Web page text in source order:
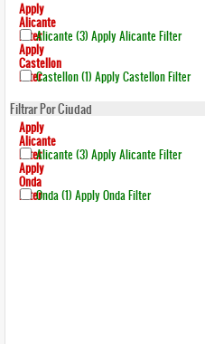
Apply
Alicante
FilterAlicante (3) Apply Alicante Filter
Apply
Castellon
FilterCastellon (1) Apply Castellon Filter
Filtrar Por Ciudad
Apply
Alicante
FilterAlicante (3) Apply Alicante Filter
Apply
Onda
FilterOnda (1) Apply Onda Filter